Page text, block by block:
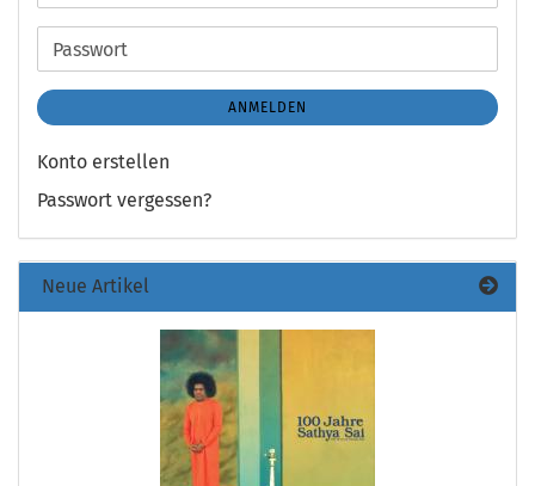
Mail-
Adresse
Passwort
ANMELDEN
Konto erstellen
Passwort vergessen?
Neue Artikel